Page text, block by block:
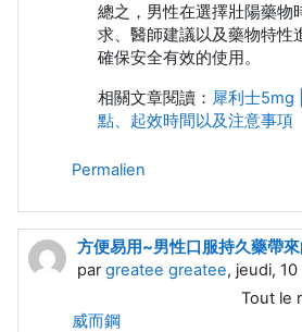
總之，男性在選擇壯陽藥物
求、醫師建議以及藥物特性
確保安全有效的使用。
相關文章閱讀： 犀利士5mg
點、起效時間以及注意事項
Permalien
方便易用~男性口服持久藥帶來
pargreatee greatee, jeudi,
Tout le
威而鋼